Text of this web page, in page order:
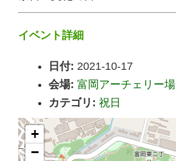
イベント詳細
日付: 2021-10-17
会場: 富岡アーチェリー場
カテゴリ: 祝日
+
−